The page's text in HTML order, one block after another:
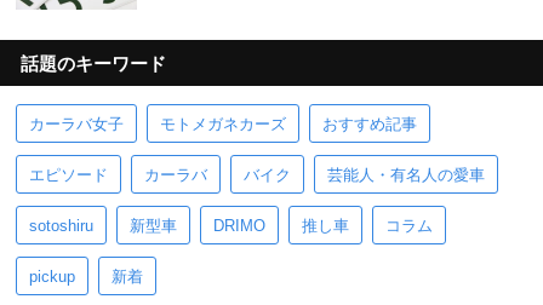
話題のキーワード
カーラバ女子 モトメガネカーズ おすすめ記事
エピソード カーラバ バイク 芸能人・有名人の愛車
sotoshiru 新型車 DRIMO 推し車 コラム
pickup 新着